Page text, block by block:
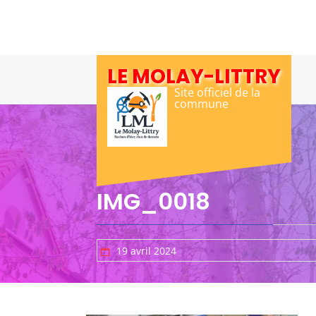
LE MOLAY-LITTRY
Site officiel de la
commune
IMG_0018
19 avril 2024